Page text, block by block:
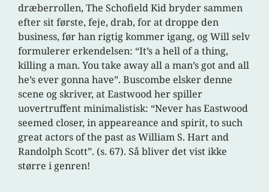
dræberrollen, The Schofield Kid bryder sammen
efter sit første, feje, drab, for at droppe den
business, før han rigtig kommer igang, og Will selv
formulerer erkendelsen: “It’s a hell of a thing,
killing a man. You take away all a man’s got and all
he’s ever gonna have”. Buscombe elsker denne
scene og skriver, at Eastwood her spiller
uovertruffent minimalistisk: “Never has Eastwood
seemed closer, in appeareance and spirit, to such
great actors of the past as William S. Hart and
Randolph Scott”. (s. 67). Så bliver det vist ikke
større i genren!